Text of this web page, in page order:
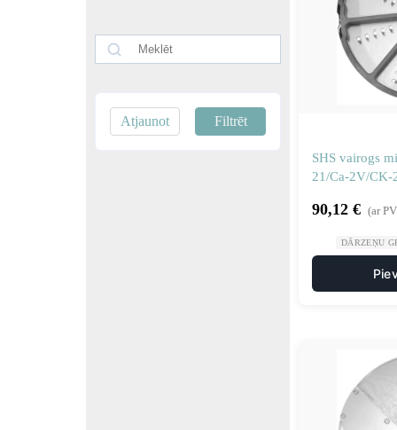
Filtrēt
Atjaunot
SHS vairogs
21/Ca-2V/CK-
90,12 € (ar
DĀRZEŅU